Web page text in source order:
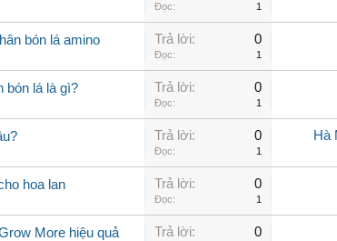
Đọc: 1
bón lá amino Trả lời: 0
Đọc: 1
bón lá là gì? Trả lời: 0
Đọc: 1
Trả lời: 0
Đọc: 1
Hà
hoa lan Trả lời: 0
Đọc: 1
More hiệu quả Trả lời: 0